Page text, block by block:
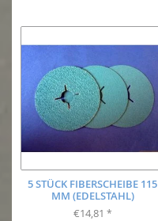
5 STÜCK FIBERSCHEIBE 115
MM (EDELSTAHL)
€14,81 *